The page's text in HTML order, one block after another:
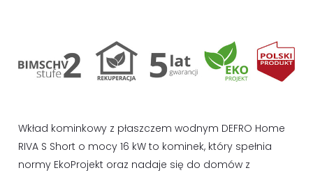
Wkład kominkowy z płaszczem wodnym DEFRO Home
RIVA S Short o mocy 16 kW to kominek, który spełnia
normy EkoProjekt oraz nadaje się do domów z